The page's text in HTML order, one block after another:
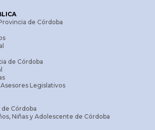
de Córdoba
de Córdoba
Legislativos
Córdoba
Niñas y Adolescente de Córdoba